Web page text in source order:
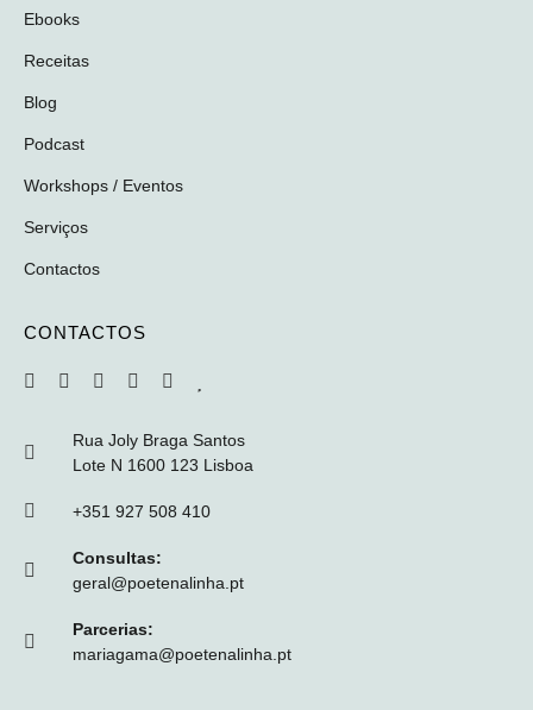
Ebooks
Receitas
Blog
Podcast
Workshops / Eventos
Serviços
Contactos
CONTACTOS
Rua Joly Braga Santos
Lote N 1600 123 Lisboa
+351 927 508 410
Consultas:
geral@poetenalinha.pt
Parcerias:
mariagama@poetenalinha.pt